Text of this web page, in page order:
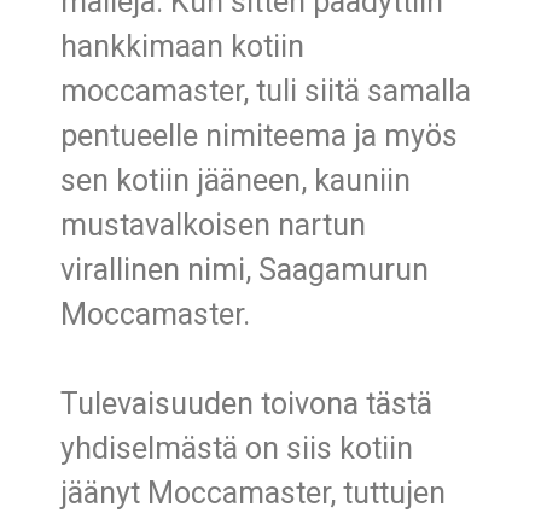
hankkimaan kotiin
moccamaster, tuli siitä samalla
pentueelle nimiteema ja myös
sen kotiin jääneen, kauniin
mustavalkoisen nartun
virallinen nimi, Saagamurun
Moccamaster.
Tulevaisuuden toivona tästä
yhdiselmästä on siis kotiin
jäänyt Moccamaster, tuttujen